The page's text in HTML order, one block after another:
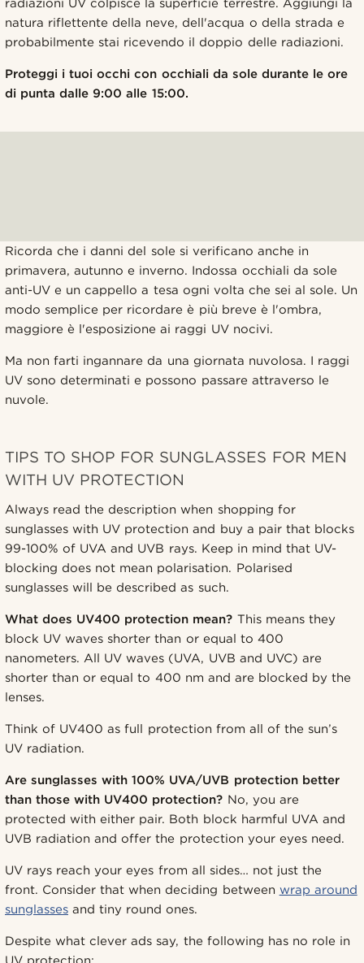
radiazioni UV colpisce la superficie terrestre. Aggiungi la
natura riflettente della neve, dell'acqua o della strada e
probabilmente stai ricevendo il doppio delle radiazioni.
Proteggi i tuoi occhi con occhiali da sole durante le ore
di punta dalle 9:00 alle 15:00.
Ricorda che i danni del sole si verificano anche in
primavera, autunno e inverno. Indossa occhiali da sole
anti-UV e un cappello a tesa ogni volta che sei al sole. Un
modo semplice per ricordare è più breve è l'ombra,
maggiore è l'esposizione ai raggi UV nocivi.
Ma non farti ingannare da una giornata nuvolosa. I raggi
UV sono determinati e possono passare attraverso le
nuvole.
TIPS TO SHOP FOR SUNGLASSES FOR MEN
WITH UV PROTECTION
Always read the description when shopping for
sunglasses with UV protection and buy a pair that blocks
99-100% of UVA and UVB rays. Keep in mind that UV-
blocking does not mean polarisation. Polarised
sunglasses will be described as such.
What does UV400 protection mean? This means they
block UV waves shorter than or equal to 400
nanometers. All UV waves (UVA, UVB and UVC) are
shorter than or equal to 400 nm and are blocked by the
lenses.
Think of UV400 as full protection from all of the sun’s
UV radiation.
Are sunglasses with 100% UVA/UVB protection better
than those with UV400 protection? No, you are
protected with either pair. Both block harmful UVA and
UVB radiation and offer the protection your eyes need.
UV rays reach your eyes from all sides… not just the
front. Consider that when deciding between wrap around
sunglasses and tiny round ones.
Despite what clever ads say, the following has no role in